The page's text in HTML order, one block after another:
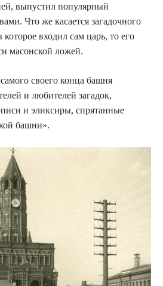
выпустил популярный
Что же касается загадочного
входил сам царь, то его
масонской ложей.
своего конца башня
и любителей загадок,
и эликсиры, спрятанные
башни».